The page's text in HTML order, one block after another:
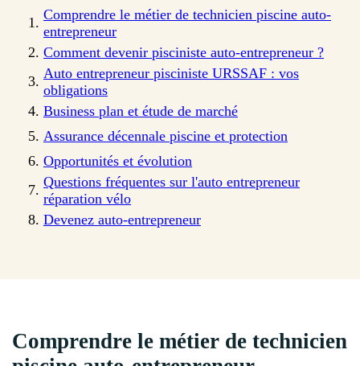
Comprendre le métier de technicien piscine auto-
entrepreneur
Comment devenir pisciniste auto-entrepreneur ?
Auto entrepreneur pisciniste URSSAF : vos
obligations
Business plan et étude de marché
Assurance décennale piscine et protection
Opportunités et évolution
Questions fréquentes sur l'auto entrepreneur
réparation vélo
Devenez auto-entrepreneur
Comprendre le métier de technicien